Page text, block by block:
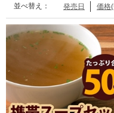
並べ替え： 発売日 価格